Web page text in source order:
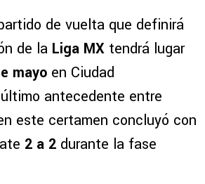
de vuelta que definirá
de la Liga MX tendrá lugar
mayo en Ciudad
antecedente entre
este certamen concluyó con
2 a 2 durante la fase